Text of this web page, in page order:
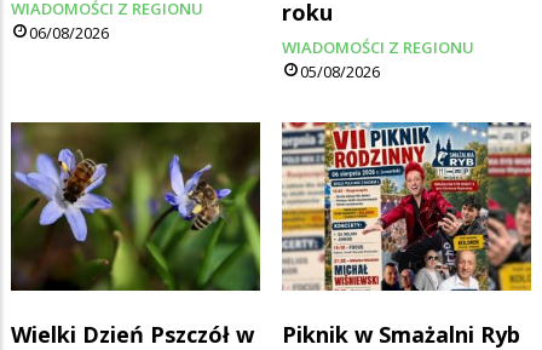
WIADOMOŚCI Z REGIONU
06/08/2026
roku
WIADOMOŚCI Z REGIONU
05/08/2026
Wielki Dzień Pszczół w
Piknik w Smażalni Ryb